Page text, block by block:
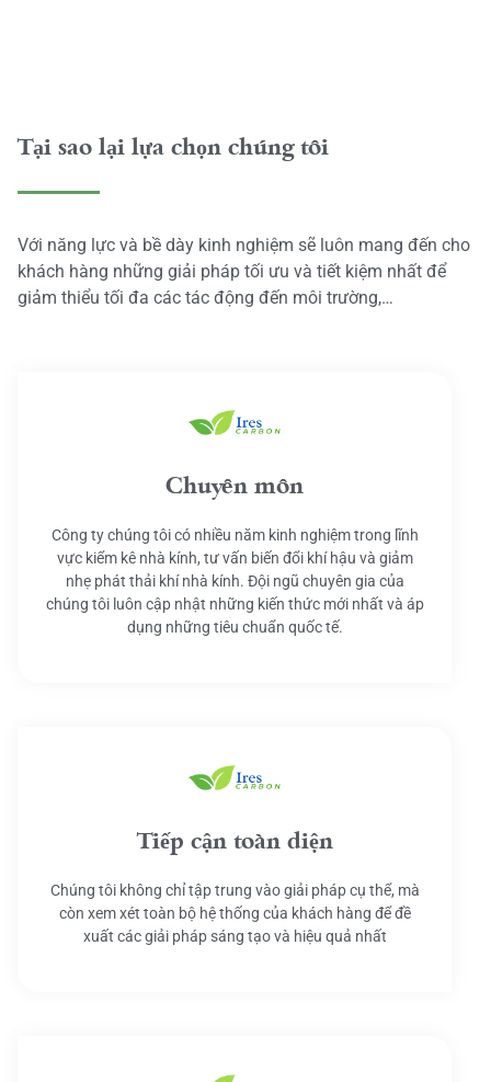
Tại sao lại lựa chọn chúng tôi
Với năng lực và bề dày kinh nghiệm sẽ luôn mang đến cho
khách hàng những giải pháp tối ưu và tiết kiệm nhất để
giảm thiểu tối đa các tác động đến môi trường,…
Chuyên môn
Công ty chúng tôi có nhiều năm kinh nghiệm trong lĩnh
vực kiểm kê nhà kính, tư vấn biến đổi khí hậu và giảm
nhẹ phát thải khí nhà kính. Đội ngũ chuyên gia của
chúng tôi luôn cập nhật những kiến thức mới nhất và áp
dụng những tiêu chuẩn quốc tế.
Tiếp cận toàn diện
Chúng tôi không chỉ tập trung vào giải pháp cụ thể, mà
còn xem xét toàn bộ hệ thống của khách hàng để đề
xuất các giải pháp sáng tạo và hiệu quả nhất